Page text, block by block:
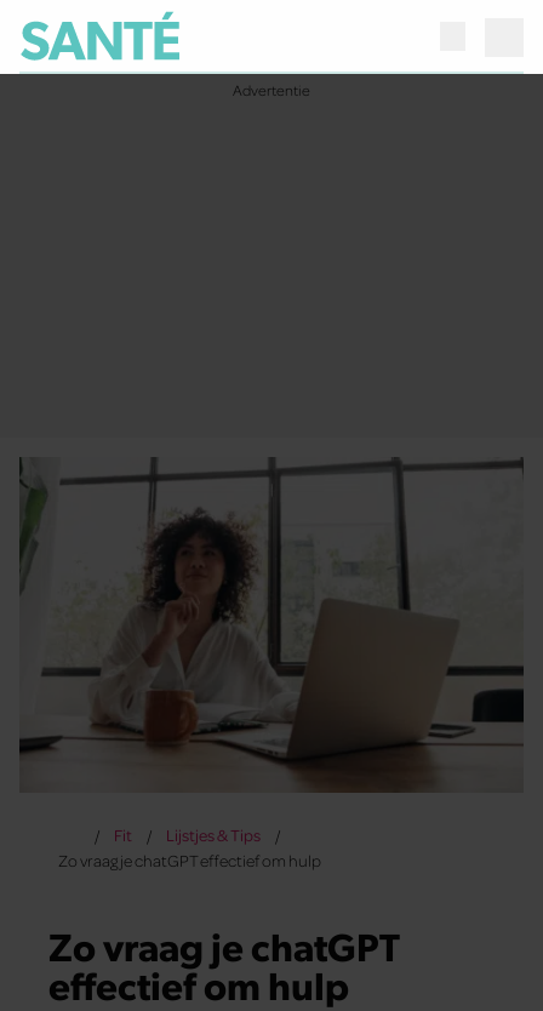
Fit
Lijstjes & Tips
Zo vraag je chatGPT effectief om hulp
Zo vraag je chatGPT
effectief om hulp